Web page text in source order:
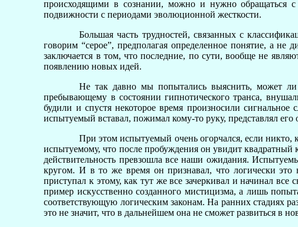
происходящими в сознании, можно и нужно обращаться с
подвижности с периодами эволюционной жесткости.
Большая часть трудностей, связанных с
говорим “серое”, предполагая определенное понятие, а
заключается в том, что последние, по сути, вообще не
появлению новых идей.
Не так давно мы попытались выяснить, может ли
пребывающему в состоянии гипнотического транса,
будили и спустя некоторое время произносили
испытуемый вставал, пожимал кому-то руку, представлял
При этом испытуемый очень огорчался, если
испытуемому, что после пробуждения он увидит квадратный
действительность превзошла все наши ожидания.
кругом. И в то же время он признавал, что логически
приступал к этому, как тут же все зачеркивал и начинал
пример искусственно созданного мистицизма, а лишь
соответствующую логическим законам. На ранних стадиях
это не значит, что в дальнейшем она не сможет развиться в